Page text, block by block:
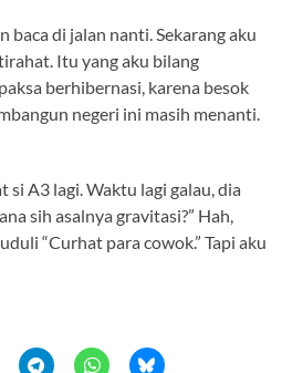
baca di jalan nanti. Sekarang aku
Itu yang aku bilang
berhibernasi, karena besok
negeri ini masih menanti.
si A3 lagi. Waktu lagi galau, dia
sih asalnya gravitasi?” Hah,
“Curhat para cowok.” Tapi aku